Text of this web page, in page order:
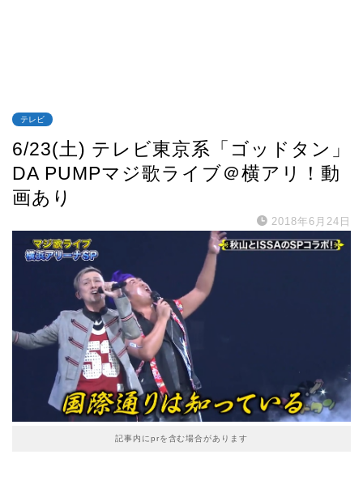
テレビ
6/23(土) テレビ東京系「ゴッドタン」
DA PUMPマジ歌ライブ＠横アリ！動
画あり
2018年6月24日
記事内にprを含む場合があります